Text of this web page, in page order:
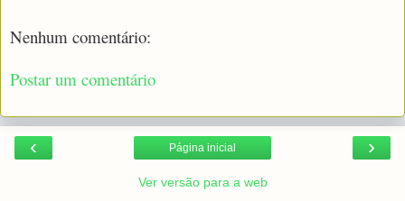
Nenhum comentário:
Postar um comentário
‹ ›
Página inicial
Ver versão para a web